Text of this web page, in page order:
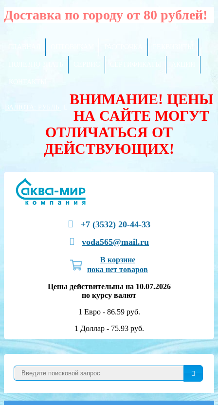
Доставка по городу от 80 рублей!
ВАЛЮТА:
ВНИМАНИЕ! ЦЕНЫ
НА САЙТЕ МОГУТ
ОТЛИЧАТЬСЯ ОТ
ДЕЙСТВУЮЩИХ!
+7 (3532) 20-44-33
voda565@mail.ru
В корзине
пока нет товаров
Цены действительны на 10.07.2026
по курсу валют
1 Евро - 86.59 руб.
1 Доллар - 75.93 руб.